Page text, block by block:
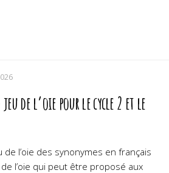
de l’oie pour le cycle 2 et le
l’oie des synonymes en français
l’oie qui peut être proposé aux